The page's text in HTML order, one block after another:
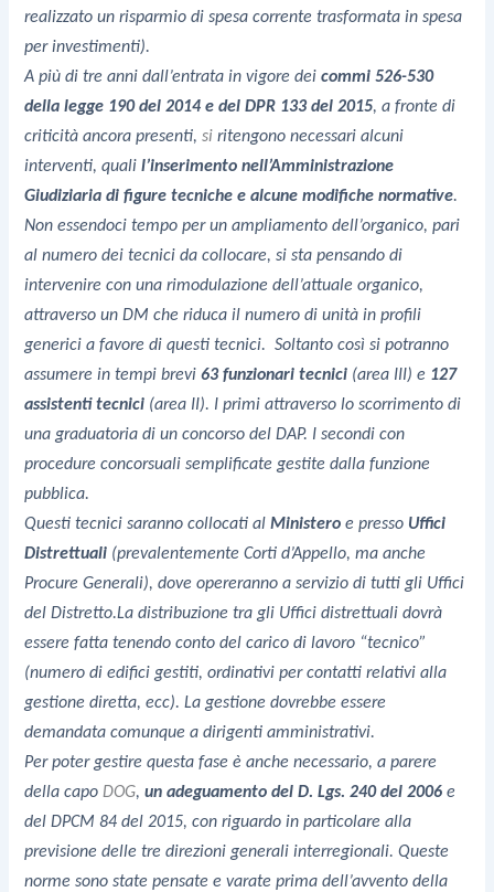
realizzato un risparmio di spesa corrente trasformata in spesa
per investimenti).
A più di tre anni dall’entrata in vigore deicommi 526-530
della legge 190 del 2014 e del DPR 133 del 2015, a fronte di
criticità ancora presenti,siritengono necessari alcuni
interventi, qualil’inserimento nell’Amministrazione
Giudiziaria di figure tecniche e alcune modifiche normative.
Non essendoci tempo per un ampliamento dell’organico, pari
al numero dei tecnici da collocare, si sta pensando di
intervenire con una rimodulazione dell’attuale organico,
attraverso un DM che riduca il numero di unità in profili
generici a favore di questi tecnici. Soltanto così si potranno
assumere in tempi brevi63 funzionari tecnici (area III) e 127
assistenti tecnici (area II). I primi attraverso lo scorrimento di
una graduatoria di un concorso del DAP. I secondi con
procedure concorsuali semplificate gestite dalla funzione
pubblica.
Questi tecnici saranno collocati alMinisteroe presso Uffici
Distrettuali (prevalentemente Corti d’Appello, ma anche
Procure Generali), dove opereranno a servizio di tutti gli Uffici
del Distretto.La distribuzione tra gli Uffici distrettuali dovrà
essere fatta tenendo conto del carico di lavoro “tecnico”
(numero di edifici gestiti, ordinativi per contatti relativi alla
gestione diretta, ecc). La gestione dovrebbe essere
demandata comunque a dirigenti amministrativi.
Per poter gestire questa fase è anche necessario, a parere
della capoDOG,un adeguamento del D. Lgs. 240 del 2006e
del DPCM 84 del 2015, con riguardo in particolare alla
previsione delle tre direzioni generali interregionali. Queste
norme sono state pensate e varate prima dell’avvento della